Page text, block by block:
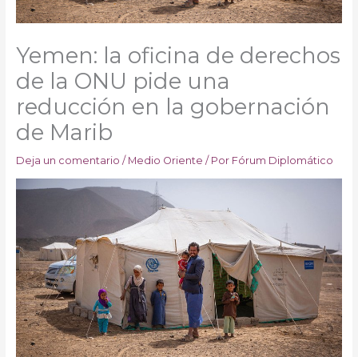
Yemen: la oficina de derechos
de la ONU pide una
reducción en la gobernación
de Marib
Deja un comentario / Medio Oriente / Por Fórum Diplomático